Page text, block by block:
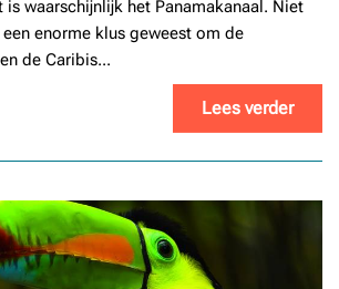
is waarschijnlijk het Panamakanaal. Niet
enorme klus geweest om de
de Caribis...
Lees verder